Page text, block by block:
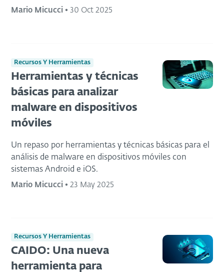
Mario Micucci • 30 Oct 2025
Recursos Y Herramientas
Herramientas y técnicas
básicas para analizar
malware en dispositivos
móviles
Un repaso por herramientas y técnicas básicas para el
análisis de malware en dispositivos móviles con
sistemas Android e iOS.
Mario Micucci • 23 May 2025
Recursos Y Herramientas
CAIDO: Una nueva
herramienta para